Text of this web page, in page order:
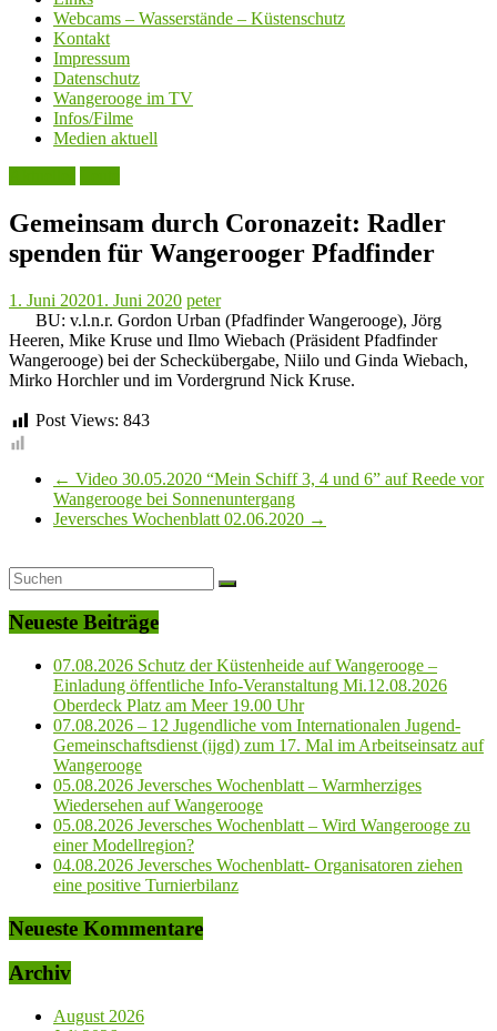
Webcams – Wasserstände – Küstenschutz
Kontakt
Impressum
Datenschutz
Wangerooge im TV
Infos/Filme
Medien aktuell
Gemeinsam durch Coronazeit: Radler
spenden für Wangerooger Pfadfinder
1. Juni 20201. Juni 2020 peter
BU: v.l.n.r. Gordon Urban (Pfadfinder Wangerooge), Jörg
Heeren, Mike Kruse und Ilmo Wiebach (Präsident Pfadfinder
Wangerooge) bei der Scheckübergabe, Niilo und Ginda Wiebach,
Mirko Horchler und im Vordergrund Nick Kruse.
Post Views: 843
← Video 30.05.2020 “Mein Schiff 3, 4 und 6” auf Reede vor
Wangerooge bei Sonnenuntergang
Jeversches Wochenblatt 02.06.2020 →
Neueste Beiträge
07.08.2026 Schutz der Küstenheide auf Wangerooge –
Einladung öffentliche Info-Veranstaltung Mi.12.08.2026
Oberdeck Platz am Meer 19.00 Uhr
07.08.2026 – 12 Jugendliche vom Internationalen Jugend-
Gemeinschaftsdienst (ijgd) zum 17. Mal im Arbeitseinsatz auf
Wangerooge
05.08.2026 Jeversches Wochenblatt – Warmherziges
Wiedersehen auf Wangerooge
05.08.2026 Jeversches Wochenblatt – Wird Wangerooge zu
einer Modellregion?
04.08.2026 Jeversches Wochenblatt- Organisatoren ziehen
eine positive Turnierbilanz
Neueste Kommentare
Archiv
August 2026